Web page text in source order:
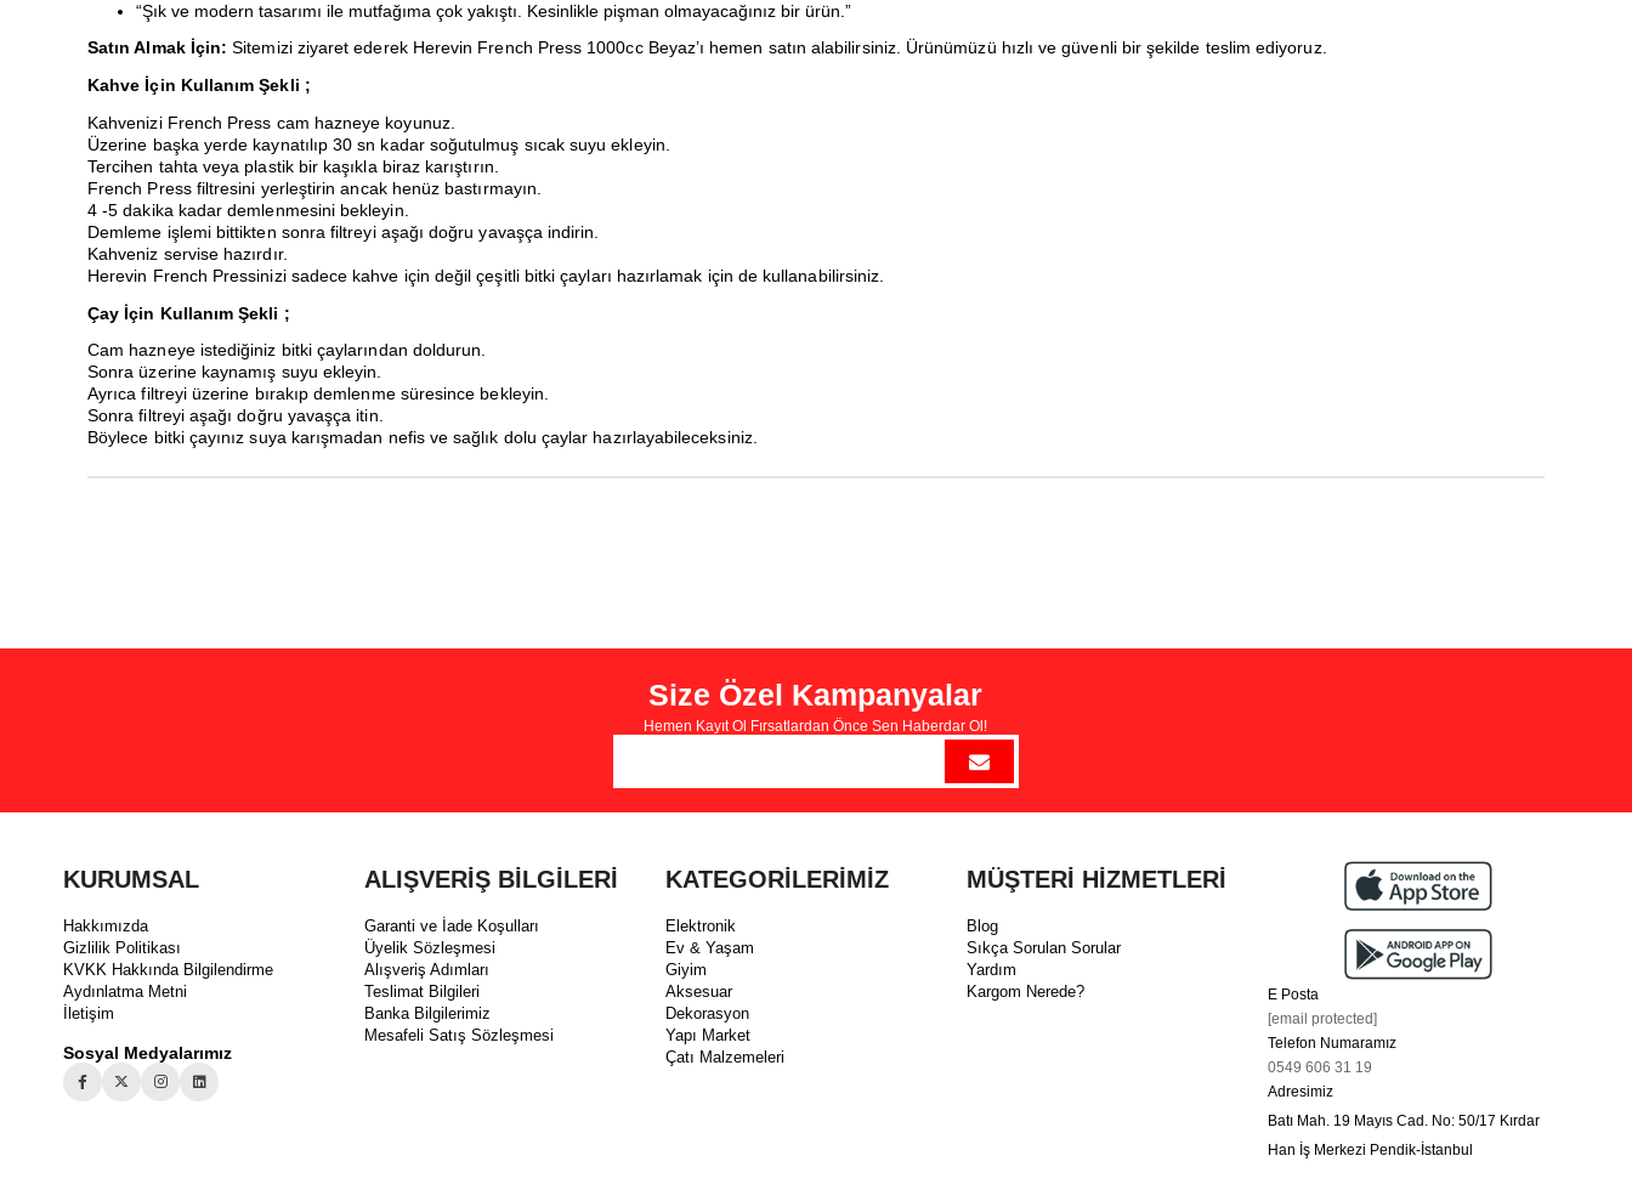
“Şık ve modern tasarımı ile mutfağıma çok yakıştı. Kesinlikle pişman olmayacağınız bir ürün.”
Satın Almak İçin:Sitemizi ziyaret ederek Herevin French Press 1000cc Beyaz’ı hemen satın alabilirsiniz. Ürünümüzü hızlı ve güvenli bir şekilde teslim ediyoruz.
Kahve İçin Kullanım Şekli ;
Kahvenizi French Press cam hazneye koyunuz.
Üzerine başka yerde kaynatılıp 30 sn kadar soğutulmuş sıcak suyu ekleyin.
Tercihen tahta veya plastik bir kaşıkla biraz karıştırın.
French Press filtresini yerleştirin ancak henüz bastırmayın.
4 -5 dakika kadar demlenmesini bekleyin.
Demleme işlemi bittikten sonra filtreyi aşağı doğru yavaşça indirin.
Kahveniz servise hazırdır.
Herevin French Pressinizi sadece kahve için değil çeşitli bitki çayları hazırlamak için de kullanabilirsiniz.
Çay İçin Kullanım Şekli ;
Cam hazneye istediğiniz bitki çaylarından doldurun.
Sonra üzerine kaynamış suyu ekleyin.
Ayrıca filtreyi üzerine bırakıp demlenme süresince bekleyin.
Sonra filtreyi aşağı doğru yavaşça itin.
Böylece bitki çayınız suya karışmadan nefis ve sağlık dolu çaylar hazırlayabileceksiniz.
Size Özel Kampanyalar
Hemen Kayıt Ol Fırsatlardan Önce Sen Haberdar Ol!
KURUMSAL
Hakkımızda
Gizlilik Politikası
KVKK Hakkında Bilgilendirme
Aydınlatma Metni
İletişim
Sosyal Medyalarımız
ALIŞVERİŞ BİLGİLERİ
Garanti ve İade Koşulları
Üyelik Sözleşmesi
Alışveriş Adımları
Teslimat Bilgileri
Banka Bilgilerimiz
Mesafeli Satış Sözleşmesi
KATEGORİLERİMİZ
Elektronik
Ev & Yaşam
Giyim
Aksesuar
Dekorasyon
Yapı Market
Çatı Malzemeleri
MÜŞTERİ HİZMETLERİ
Blog
Sıkça Sorulan Sorular
Yardım
Kargom Nerede?
E Posta
[email protected]
Telefon Numaramız
0549 606 31 19
Adresimiz
Batı Mah. 19 Mayıs Cad. No: 50/17 Kırdar
Han İş Merkezi Pendik-İstanbul